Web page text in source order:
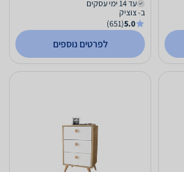
עד 14 ימי עסקים
ב- צוציק
5.0
(651)
לפרטים נוספים